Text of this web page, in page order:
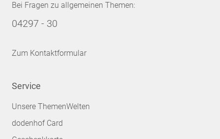
Bei Fragen zu allgemeinen Themen:
04297 - 30
Zum Kontaktformular
Service
Unsere ThemenWelten
dodenhof Card